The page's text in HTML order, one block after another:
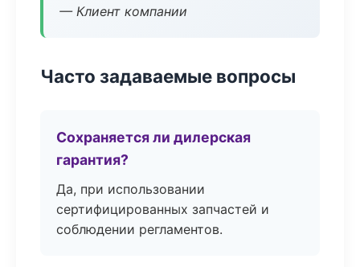
— Клиент компании
Часто задаваемые вопросы
Сохраняется ли дилерская
гарантия?
Да, при использовании
сертифицированных запчастей и
соблюдении регламентов.